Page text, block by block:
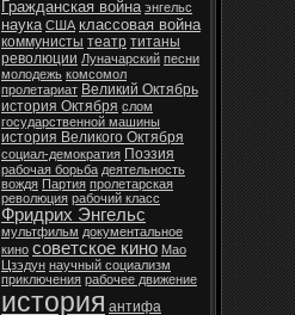
Гражданская война энгельс
наука США классовая война
коммунисты театр титаны
революции Луначарский песни
молодежь комсомол
пролетариат Великий Октябрь
история Октября слом
государственной машины
история Великого Октября
социал-демократия Поэзия
рабочая борьба деятельность
вождя Партия пролетарская
революция рабочий класс
Фридрих Энгельс
мультфильм документальное
кино советское кино Мао
Цзэдун научный социализм
приключения рабочее движение
история антифа